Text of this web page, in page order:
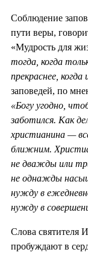
Соблюдение
пути веры,
«Мудрость для
тогда, когда
прекраснее,
заповедей, по
«Богу угодно,
заботился. Как
христианина —
ближним.
не дважды или
не однажды
нужду в
нужду в
Слова святителя
пробуждают в